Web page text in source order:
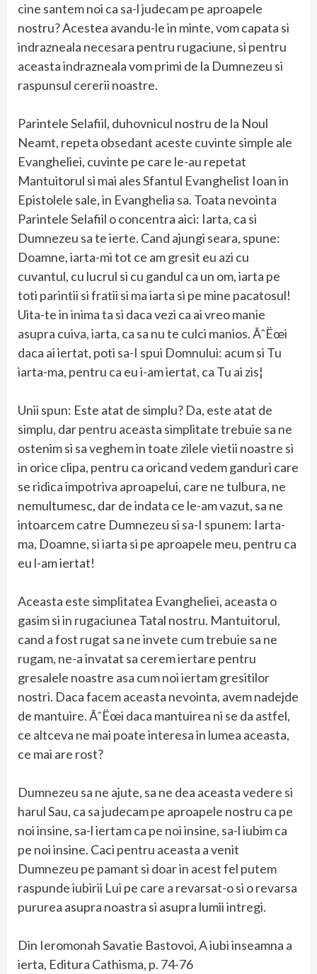
cine santem noi ca sa-l judecam pe aproapele
nostru? Acestea avandu-le in minte, vom capata si
indrazneala necesara pentru rugaciune, si pentru
aceasta indrazneala vom primi de la Dumnezeu si
raspunsul cererii noastre.
Parintele Selafiil, duhovnicul nostru de la Noul
Neamt, repeta obsedant aceste cuvinte simple ale
Evangheliei, cuvinte pe care le-au repetat
Mantuitorul si mai ales Sfantul Evanghelist Ioan in
Epistolele sale, in Evanghelia sa. Toata nevointa
Parintele Selafiil o concentra aici: Iarta, ca si
Dumnezeu sa te ierte. Cand ajungi seara, spune:
Doamne, iarta-mi tot ce am gresit eu azi cu
cuvantul, cu lucrul si cu gandul ca un om, iarta pe
toti parintii si fratii si ma iarta si pe mine pacatosul!
Uita-te in inima ta si daca vezi ca ai vreo manie
asupra cuiva, iarta, ca sa nu te culci manios. ÃˆËœi
daca ai iertat, poti sa-I spui Domnului: acum si Tu
iarta-ma, pentru ca eu i-am iertat, ca Tu ai zis¦
Unii spun: Este atat de simplu? Da, este atat de
simplu, dar pentru aceasta simplitate trebuie sa ne
ostenim si sa veghem in toate zilele vietii noastre si
in orice clipa, pentru ca oricand vedem ganduri care
se ridica impotriva aproapelui, care ne tulbura, ne
nemultumesc, dar de indata ce le-am vazut, sa ne
intoarcem catre Dumnezeu si sa-I spunem: Iarta-
ma, Doamne, si iarta si pe aproapele meu, pentru ca
eu l-am iertat!
Aceasta este simplitatea Evangheliei, aceasta o
gasim si in rugaciunea Tatal nostru. Mantuitorul,
cand a fost rugat sa ne invete cum trebuie sa ne
rugam, ne-a invatat sa cerem iertare pentru
gresalele noastre asa cum noi iertam gresitilor
nostri. Daca facem aceasta nevointa, avem nadejde
de mantuire. ÃˆËœi daca mantuirea ni se da astfel,
ce altceva ne mai poate interesa in lumea aceasta,
ce mai are rost?
Dumnezeu sa ne ajute, sa ne dea aceasta vedere si
harul Sau, ca sa judecam pe aproapele nostru ca pe
noi insine, sa-l iertam ca pe noi insine, sa-l iubim ca
pe noi insine. Caci pentru aceasta a venit
Dumnezeu pe pamant si doar in acest fel putem
raspunde iubirii Lui pe care a revarsat-o si o revarsa
pururea asupra noastra si asupra lumii intregi.
Din Ieromonah Savatie Bastovoi, A iubi inseamna a
ierta, Editura Cathisma, p. 74-76